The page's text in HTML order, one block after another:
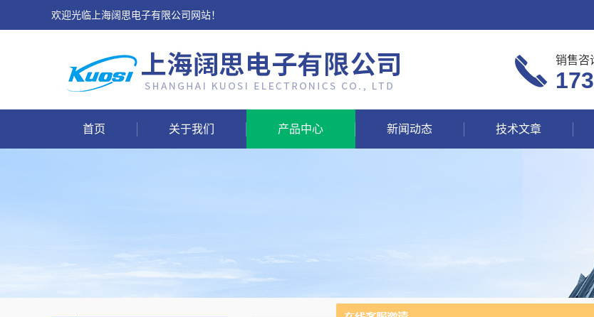
欢迎光临上海阔思电子有限公司网站！
销售咨
首页 关于我们 产品中心 新闻动态 技术文章